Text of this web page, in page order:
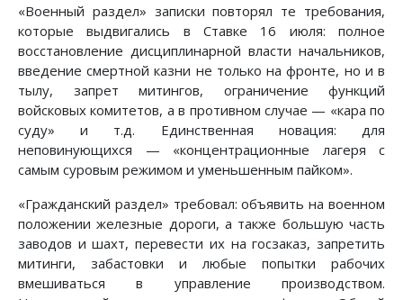
«Военный раздел» записки повторял те требования,
которые выдвигались в Ставке 16 июля: полное
восстановление дисциплинарной власти начальников,
введение смертной казни не только на фронте, но и в
тылу, запрет митингов, ограничение функций
войсковых комитетов, а в противном случае — «кара по
суду» и т.д. Единственная новация: для
неповинующихся — «концентрационные лагеря с
самым суровым режимом и уменьшенным пайком».
«Гражданский раздел» требовал: объявить на военном
положении железные дороги, а также большую часть
заводов и шахт, перевести их на госзаказ, запретить
митинги, забастовки и любые попытки рабочих
вмешиваться в управление производством.